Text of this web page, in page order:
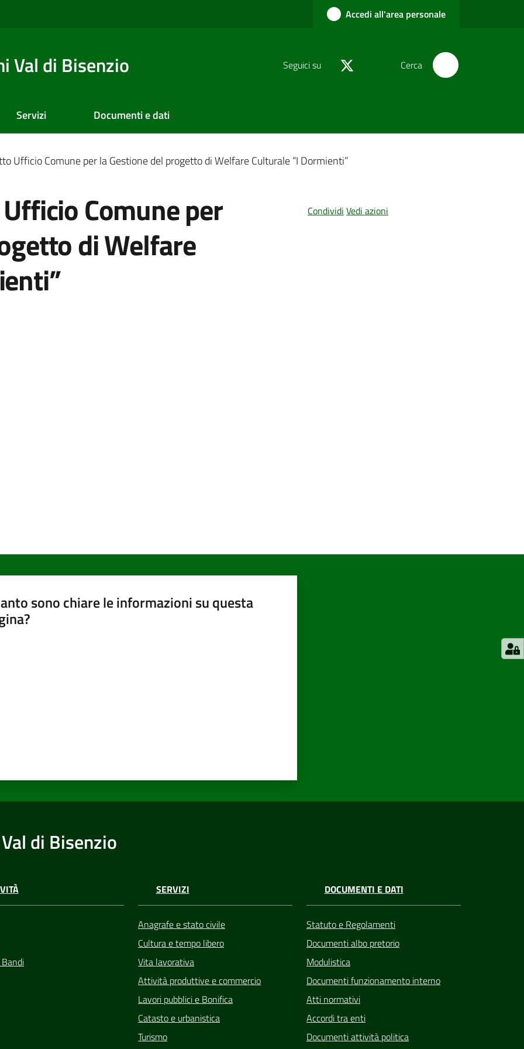
Accedi all'area personale
Val di Bisenzio Seguici su Cerca
Servizi Documenti e dati
Ufficio Comune per la Gestione del progetto di Welfare Culturale “I Dormienti”
Comune per
di Welfare
Condividi Vedi azioni
sono chiare le informazioni su questa
di Bisenzio
SERVIZI
Anagrafe e stato civile
Cultura e tempo libero
Vita lavorativa
Attività produttive e commercio
Lavori pubblici e Bonifica
Catasto e urbanistica
Turismo
DOCUMENTI E DATI
Statuto e Regolamenti
Documenti albo pretorio
Modulistica
Documenti funzionamento interno
Atti normativi
Accordi tra enti
Documenti attività politica